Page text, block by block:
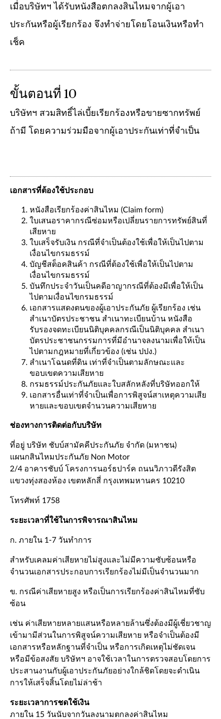
เมื่อบริษัทฯ ได้รับหนังสือตกลงสินไหมจากผู้เอา
ประกันหรือผู้เรียกร้อง จึงทำจ่ายโดยโอนเงินหรือทำ
เช็ค
ขั้นตอนที่ 10
บริษัทฯ สวมสิทธิ์ไล่เบี้ยเรียกร้องหรือขายซากทรัพย์
ถ้ามี โดยความร่วมมือจากผู้เอาประกันเท่าที่จำเป็น
เอกสารที่ต้องใช้ประกอบ
หนังสือเรียกร้องค่าสินไหม (Claim form)
ใบเสนอราคากรณีซ่อมหรือเปลี่ยนรายการทรัพย์สินที่
เสียหาย
ใบเสร็จรับเงิน กรณีที่จำเป็นต้องใช้เพื่อให้เป็นไปตาม
เงื่อนไขกรมธรรม์
บัญชีสต็อคสินค้า กรณีที่ต้องใช้เพื่อให้เป็นไปตาม
เงื่อนไขกรมธรรม์
บันทึกประจำวันเป็นคดีอาญากรณีที่ต้องมีเพื่อให้เป็น
ไปตามเงื่อนไขกรมธรรม์
เอกสารแสดงตนของผู้เอาประกันภัย ผู้เรียกร้อง เช่น
สำเนาบัตรประชาชน สำเนาทะเบียนบ้าน หนังสือ
รับรองจดทะเบียนนิติบุคคลกรณีเป็นนิติบุคคล สำเนา
บัตรประชาชนกรรมการที่มีอำนาจลงนามเพื่อให้เป็น
ไปตามกฎหมายที่เกี่ยวข้อง (เช่น ปปง.)
สำเนาโฉนดที่ดิน เท่าที่จำเป็นตามลักษณะและ
ขอบเขตความเสียหาย
กรมธรรม์ประกันภัยและใบสลักหลังที่บริษัทออกให้
เอกสารอื่นเท่าที่จำเป็นเพื่อการพิสูจน์สาเหตุความเสีย
หายและขอบเขตจำนวนความเสียหาย
ช่องทางการติดต่อกับบริษัท
ที่อยู่ บริษัท ชับบ์สามัคคีประกันภัย จำกัด (มหาชน)
แผนกสินไหมประกันภัย Non Motor
2/4 อาคารชับบ์ โครงการนอร์ธปาร์ค ถนนวิภาวดีรังสิต
แขวงทุ่งสองห้อง เขตหลักสี่ กรุงเทพมหานคร 10210
โทรศัพท์ 1758
ระยะเวลาที่ใช้ในการพิจารณาสินไหม
ก. ภายใน 1-7 วันทำการ
สำหรับเคลมค่าเสียหายไม่สูงและไม่มีความซับซ้อนหรือ
จำนวนเอกสารประกอบการเรียกร้องไม่มีเป็นจำนวนมาก
ข. กรณีค่าเสียหายสูง หรือเป็นการเรียกร้องค่าสินไหมที่ซับ
ซ้อน
เช่น ค่าเสียหายหลายแสนหรือหลายล้านซึ่งต้องมีผู้เชี่ยวชาญ
เข้ามามีส่วนในการพิสูจน์ความเสียหาย หรือจำเป็นต้องมี
เอกสารหรือหลักฐานที่จำเป็น หรือการเกิดเหตุไม่ชัดเจน
หรือมีข้อสงสัย บริษัทฯ อาจใช้เวลาในการตรวจสอบโดยการ
ประสานงานกับผู้เอาประกันภัยอย่างใกล้ชิดโดยจะดำเนิน
การให้เสร็จสิ้นโดยไม่ล่าช้า
ระยะเวลาการชดใช้เงิน
ภายใน 15 วันนับจากวันลงนามตกลงค่าสินไหม